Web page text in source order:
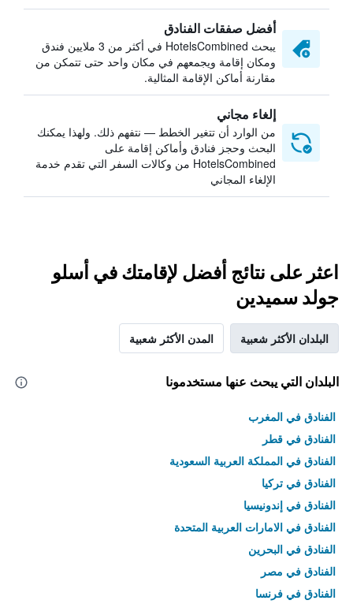
أفضل صفقات الفنادق
يبحث HotelsCombined في أكثر من 3 ملايين فندق
ومكان إقامة ويجمعهم في مكان واحد حتى تتمكن من
مقارنة أماكن الإقامة المثالية.
إلغاء مجاني
من الوارد أن تتغير الخطط — نتفهم ذلك. ولهذا يمكنك
البحث وحجز فنادق وأماكن إقامة على
HotelsCombined من وكالات السفر التي تقدم خدمة
الإلغاء المجاني
اعثر على نتائج أفضل لإقامتك في أسلو
جولد سميدين
البلدان الأكثر شعبية المدن الأكثر شعبية
البلدان التي يبحث عنها مستخدمونا
الفنادق في المغرب
الفنادق في قطر
الفنادق في المملكة العربية السعودية
الفنادق في تركيا
الفنادق في إندونيسيا
الفنادق في الامارات العربية المتحدة
الفنادق في البحرين
الفنادق في مصر
الفنادق في فرنسا